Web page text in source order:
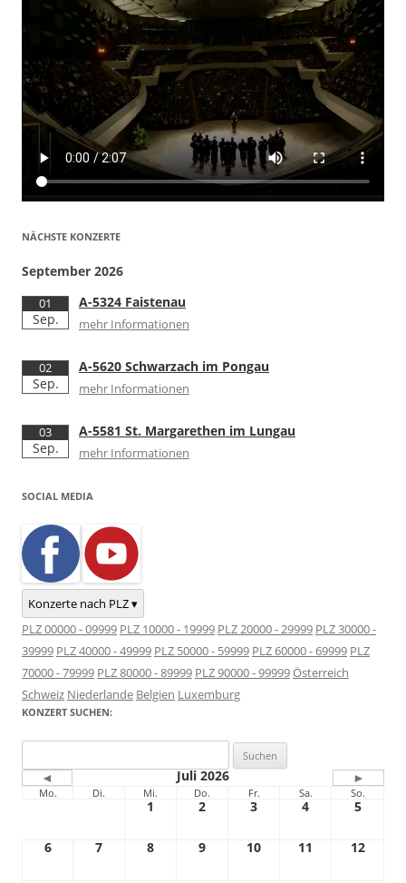
NÄCHSTE KONZERTE
September 2026
01
Sep.
A-5324 Faistenau
mehr Informationen
02
Sep.
A-5620 Schwarzach im Pongau
mehr Informationen
03
Sep.
A-5581 St. Margarethen im Lungau
mehr Informationen
SOCIAL MEDIA
Konzerte nach PLZ ▾
PLZ 00000 - 09999 PLZ 10000 - 19999 PLZ 20000 - 29999 PLZ 30000 -
39999 PLZ 40000 - 49999 PLZ 50000 - 59999 PLZ 60000 - 69999 PLZ
70000 - 79999 PLZ 80000 - 89999 PLZ 90000 - 99999Österreich
Schweiz Niederlande Belgien Luxemburg
KONZERT SUCHEN:
nach:
◄ Juli 2026 ►
Mo. Di. Mi. Do. Fr. Sa. So.
1 2 3 4 5
6 7 8 9 10 11 12